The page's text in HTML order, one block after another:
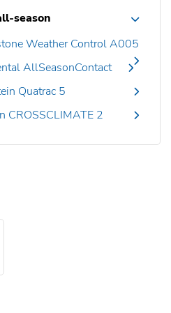
season
Weather Control A005
AllSeasonContact
Quatrac 5
CROSSCLIMATE 2